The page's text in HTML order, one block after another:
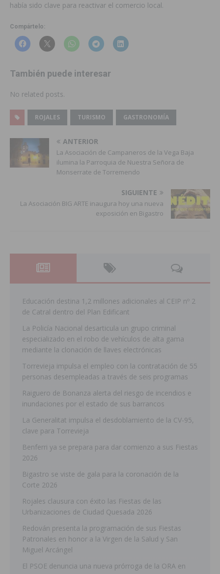
había sido clave para reactivar el comercio local.
Compártelo:
También puede interesar
No related posts.
ROJALES TURISMO GASTRONOMÍA
ANTERIOR
La Asociación de Campaneros de la Vega Baja
ilumina la Parroquia de Nuestra Señora de
Monserrate de Torremendo
SIGUIENTE
La Asociación BIG ARTE inaugura hoy una nueva
exposición en Bigastro
Educación destina 1,2 millones adicionales al CEIP nº 2
de Catral dentro del Plan Edificant
La Policía Nacional desarticula un grupo criminal
especializado en el robo de vehículos de alta gama
mediante la clonación de llaves electrónicas
Torrevieja impulsa el empleo con la contratación de 55
personas desempleadas a través de seis programas
Raiguero de Bonanza alerta del riesgo de incendios e
inundaciones por el estado de sus barrancos
La Generalitat impulsa el desdoblamiento de la CV-95,
clave para Torrevieja
Benferri ya se prepara para dar comienzo a sus Fiestas
2026
Bigastro se viste de gala para la coronación de la
Corte 2026
Rojales clausura con éxito las Fiestas de las
Urbanizaciones de Ciudad Quesada 2026
Redován presenta la programación de sus Fiestas
Patronales en honor a la Virgen de la Salud y San
Miguel Arcángel
El PSOE denuncia una nueva prórroga de la ORA en